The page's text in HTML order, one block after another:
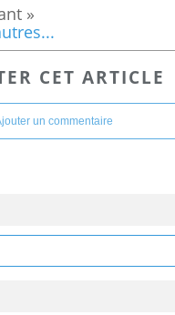
CET ARTICLE
un commentaire